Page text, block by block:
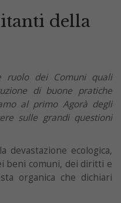
della
ruolo dei Comuni quali
di buone pratiche
al primo Agorà degli
sulle grandi questioni
devastazione ecologica,
beni comuni, dei diritti e
organica che dichiari